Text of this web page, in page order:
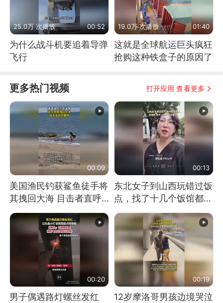
25.0万 次播放 00:52
为什么战斗机要追着导弹
飞行
19.0万 次播放 01:40
这就是全球航运巨头疯狂
抢购这种铁盒子的原因了
更多热门视频 打开应用 查看更多
00:09
美国渔民钓获鲨鱼徒手将
其拽回大海 目击者直呼
震惊 （视频来源：参考
消息）
00:13
东北女子到山西玩错过饭
点，找了十几个饭馆都没
开门：午休到几点
00:20
男子偶遇路灯螺丝发红
00:19
12岁摩洛哥男孩边境哭泣